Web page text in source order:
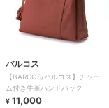
バルコス
【BARCOS/バルコス】チャー
ム付き牛革ハンドバッグ
¥ 11,000